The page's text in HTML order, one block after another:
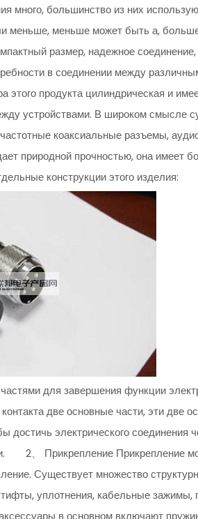
много, большинство из них
меньше, меньше может быть а,
размер, надежное
в соединении между
продукта цилиндрическая и
устройствами. В широком смысле
коаксиальные разъемы,
природной прочностью, она имеет
конструкции этого изделия:
для завершения функции
две основные части, эти две
достичь электрического соединения
2、 Прикрепление Прикрепление
Существует множество
уплотнения, кабельные зажимы,
в основном включают